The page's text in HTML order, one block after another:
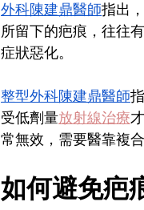
外科陳建鼎醫師指出
所留下的疤痕，往往
症狀惡化。
整型外科陳建鼎醫師
受低劑量放射線治療
常無效，需要醫靠複
如何避免疤